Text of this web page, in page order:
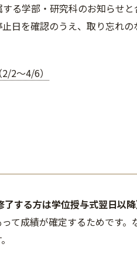
る学部・研究科のお知らせ
日を確認のうえ、取り忘れの
2～4/6）
する方は学位授与式翌日以
て成績が確定するためです。